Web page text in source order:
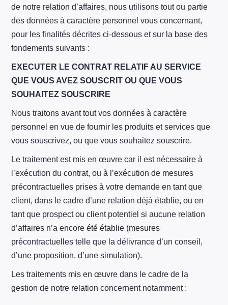
de notre relation d’affaires, nous utilisons tout ou partie
des données à caractère personnel vous concernant,
pour les finalités décrites ci-dessous et sur la base des
fondements suivants :
EXECUTER LE CONTRAT RELATIF AU SERVICE
QUE VOUS AVEZ SOUSCRIT OU QUE VOUS
SOUHAITEZ SOUSCRIRE
Nous traitons avant tout vos données à caractère
personnel en vue de fournir les produits et services que
vous souscrivez, ou que vous souhaitez souscrire.
Le traitement est mis en œuvre car il est nécessaire à
l’exécution du contrat, ou à l’exécution de mesures
précontractuelles prises à votre demande en tant que
client, dans le cadre d’une relation déjà établie, ou en
tant que prospect ou client potentiel si aucune relation
d’affaires n’a encore été établie (mesures
précontractuelles telle que la délivrance d’un conseil,
d’une proposition, d’une simulation).
Les traitements mis en œuvre dans le cadre de la
gestion de notre relation concernent notamment :